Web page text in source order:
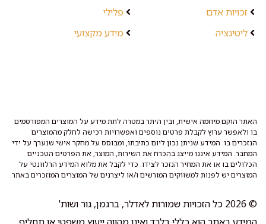
זכויות אדם
ליטיגציה
פלילי
מידע מקצועי
האתר הוקם מיוזמה אישית, ובין היתר במטרה לתת מידע על המוצרים המפורסמים
בו ולאפשר ערוץ לקבלת פרטים נוספים ואפשרויות רכישה לחלק מהמוצרים
הנזכרים בו. המידע שניתן נכון ליום כתיבתו, ומבוסס על מחקר אישי שנערך על ידי
המחבר. המידע איננו מייצג בהכרח את השירות, המוצר, את הפרטים הטכניים
הכלולים בו או את המחיר הנזכר לצידו. כדי לקבל את מלוא המידע הרלוונטי על
המוצרים יש לפנות למשווקים המורשים ו/או ליצרנים של המוצרים המוזכרים באתר.
© 2026 כל הזכויות שמורות לאדלר, ברגמן, גור ושות'
המידע באתר הוא כללי בלבד ואינו מהווה ייעוץ משפטי או תחליף